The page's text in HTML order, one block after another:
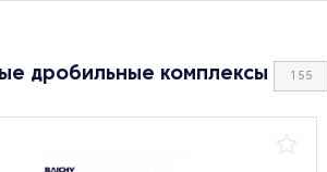
дробильные комплексы 155